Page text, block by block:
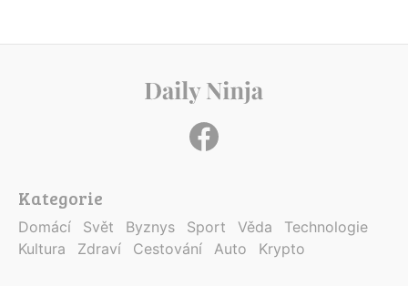
Kategorie
Domácí Svět Byznys Sport Věda
Technologie
Kultura
Zdraví Cestování Auto Krypto